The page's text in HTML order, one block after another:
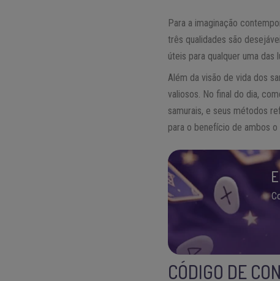
Para a imaginação
três qualidades são
úteis para qualquer uma
Além da visão de vida dos
valiosos. No final do dia,
samurais, e seus métodos
para o benefício de ambos
CÓDIGO DE